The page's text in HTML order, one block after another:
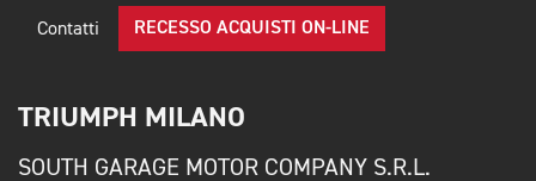
Contatti RECESSO ACQUISTI ON-LINE
TRIUMPH MILANO
SOUTH GARAGE MOTOR COMPANY S.R.L.